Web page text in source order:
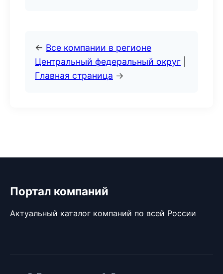
← Все компании в регионе
Центральный федеральный округ
Главная страница →
Портал компаний
Актуальный каталог компаний по всей России